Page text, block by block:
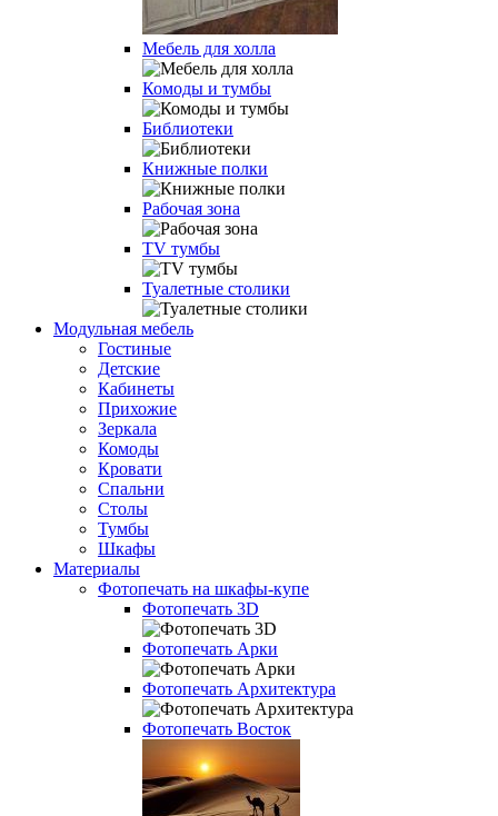
Мебель для холла
Комоды и тумбы
Библиотеки
Книжные полки
Рабочая зона
TV тумбы
Туалетные столики
Модульная мебель
Гостиные
Детские
Кабинеты
Прихожие
Зеркала
Комоды
Кровати
Спальни
Столы
Тумбы
Шкафы
Материалы
Фотопечать на шкафы-купе
Фотопечать 3D
Фотопечать Арки
Фотопечать Архитектура
Фотопечать Восток